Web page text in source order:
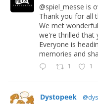
@spiel_messe is
Thank you for all
We met
we're thrilled that
Everyone is
memories and
1 1
Dystopeek